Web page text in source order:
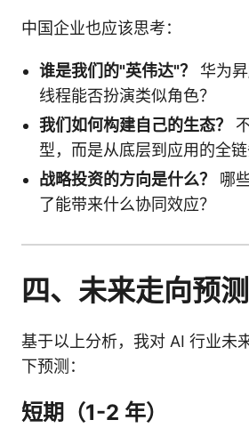
中国企业也应该思考：
谁是我们的"英伟达"？
华为
线程能否扮演类似角色？
我们如何构建自己的生态？
型，而是从底层到应用的全链
战略投资的方向是什么？
哪
了能带来什么协同效应？
四、未来走向预测
基于以上分析，我对 AI 行业未
下预测：
短期（1-2 年）